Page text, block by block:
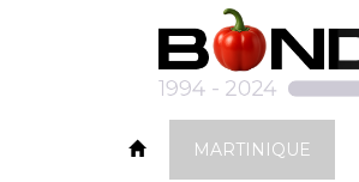
MARTINIQUE